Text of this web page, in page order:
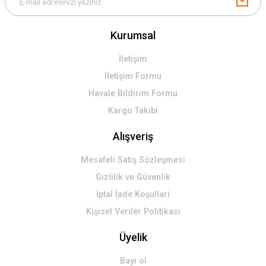
Kurumsal
İletişim
İletişim Formu
Havale Bildirim Formu
Kargo Takibi
Alışveriş
Mesafeli Satış Sözleşmesi
Gizlilik ve Güvenlik
İptal İade Koşullari
Kişisel Veriler Politikası
Üyelik
Bayi ol